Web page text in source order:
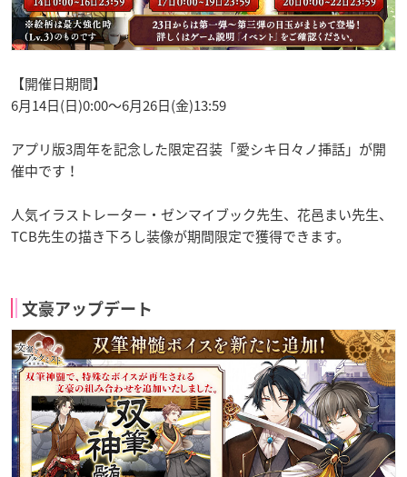
【開催日期間】
6月14日(日)0:00～6月26日(金)13:59
アプリ版3周年を記念した限定召装「愛シキ日々ノ挿話」が開
催中です！
人気イラストレーター・ゼンマイブック先生、花邑まい先生、
TCB先生の描き下ろし装像が期間限定で獲得できます。
文豪アップデート